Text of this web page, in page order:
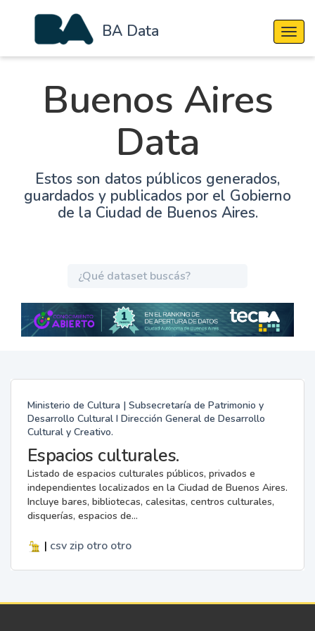
BA Data
Buenos Aires
Data
Estos son datos públicos generados,
guardados y publicados por el Gobierno
de la Ciudad de Buenos Aires.
Ministerio de Cultura | Subsecretaría de Patrimonio y
Desarrollo Cultural I Dirección General de Desarrollo
Cultural y Creativo.
Espacios culturales.
Listado de espacios culturales públicos, privados e
independientes localizados en la Ciudad de Buenos Aires.
Incluye bares, bibliotecas, calesitas, centros culturales,
disquerías, espacios de...
| csv zip otro otro